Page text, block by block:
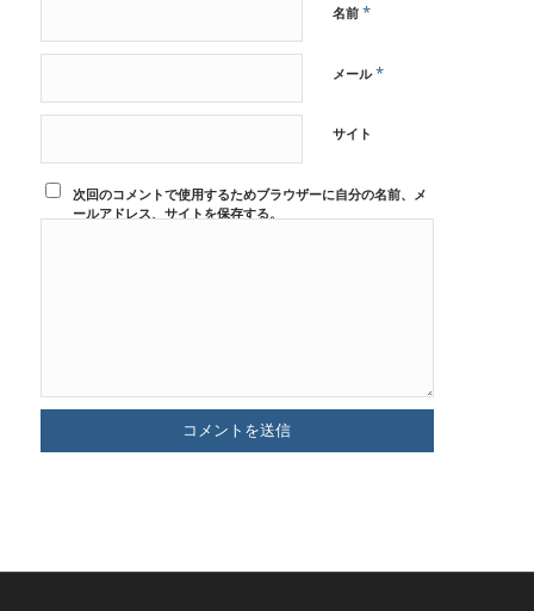
名前 *
メール*
サイト
次回のコメントで使用するためブラウザーに自分の名前、メ
ールアドレス、サイトを保存する。